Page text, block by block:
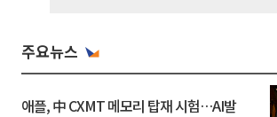
주요뉴스
애플, 中 CXMT 메모리 탑재 시험…AI발